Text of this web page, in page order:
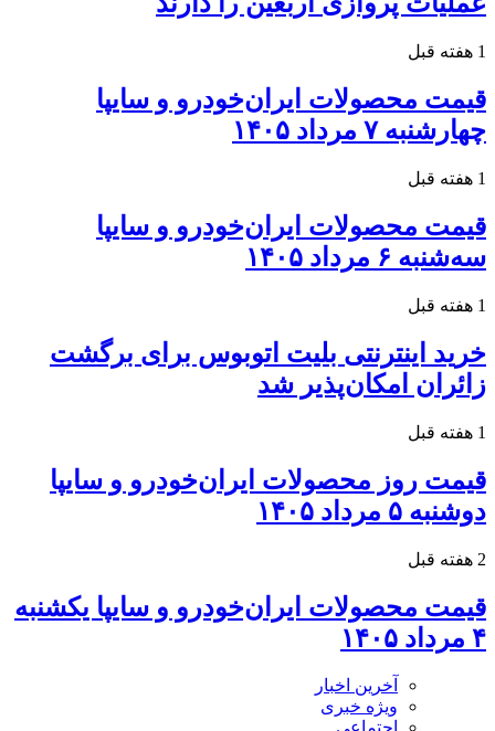
1 هفته قبل
قیمت محصولات ایران‌خودرو و سایپا
چهارشنبه ۷ مرداد ۱۴۰۵
1 هفته قبل
قیمت محصولات ایران‌خودرو و سایپا
سه‌شنبه ۶ مرداد ۱۴۰۵
1 هفته قبل
خرید اینترنتی بلیت اتوبوس برای برگشت
زائران امکان‌پذیر شد
1 هفته قبل
قیمت روز محصولات ایران‌خودرو و سایپا
دوشنبه ۵ مرداد ۱۴۰۵
2 هفته قبل
قیمت محصولات ایران‌خودرو و سایپا یکشنبه
۴ مرداد ۱۴۰۵
آخرین اخبار
ویژه خبری